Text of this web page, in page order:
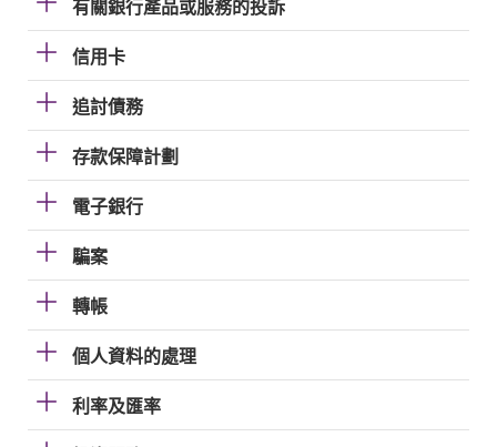
有關銀行產品或服務的投訴
信用卡
追討債務
存款保障計劃
電子銀行
騙案
轉帳
個人資料的處理
利率及匯率